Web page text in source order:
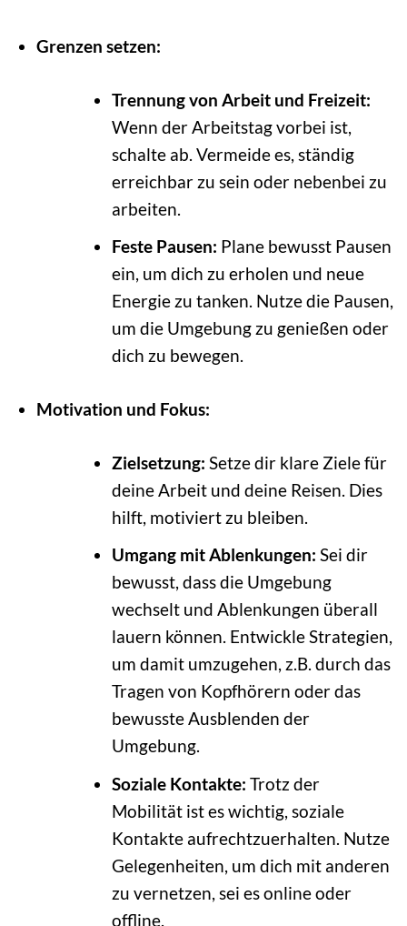
Grenzen setzen:
Trennung von Arbeit und Freizeit:
Wenn der Arbeitstag vorbei ist,
schalte ab. Vermeide es, ständig
erreichbar zu sein oder nebenbei zu
arbeiten.
Feste Pausen: Plane bewusst Pausen
ein, um dich zu erholen und neue
Energie zu tanken. Nutze die Pausen,
um die Umgebung zu genießen oder
dich zu bewegen.
Motivation und Fokus:
Zielsetzung: Setze dir klare Ziele für
deine Arbeit und deine Reisen. Dies
hilft, motiviert zu bleiben.
Umgang mit Ablenkungen: Sei dir
bewusst, dass die Umgebung
wechselt und Ablenkungen überall
lauern können. Entwickle Strategien,
um damit umzugehen, z.B. durch das
Tragen von Kopfhörern oder das
bewusste Ausblenden der
Umgebung.
Soziale Kontakte: Trotz der
Mobilität ist es wichtig, soziale
Kontakte aufrechtzuerhalten. Nutze
Gelegenheiten, um dich mit anderen
zu vernetzen, sei es online oder
offline.